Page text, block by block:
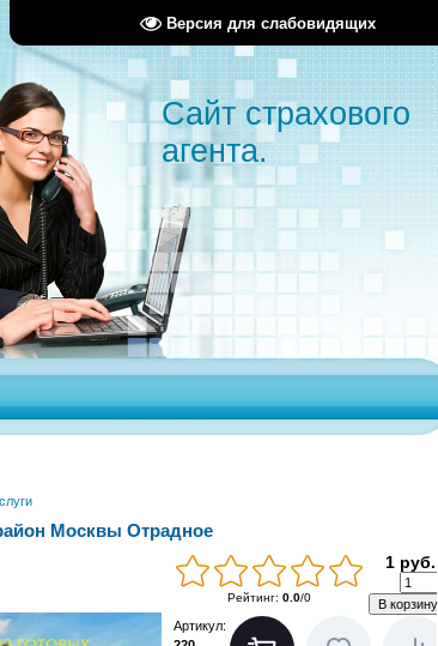
Версия для слабовидящих
Сайт страхового
агента.
Москвы Отрадное
Рейтинг: 0.0/0
1 руб.
Артикул: